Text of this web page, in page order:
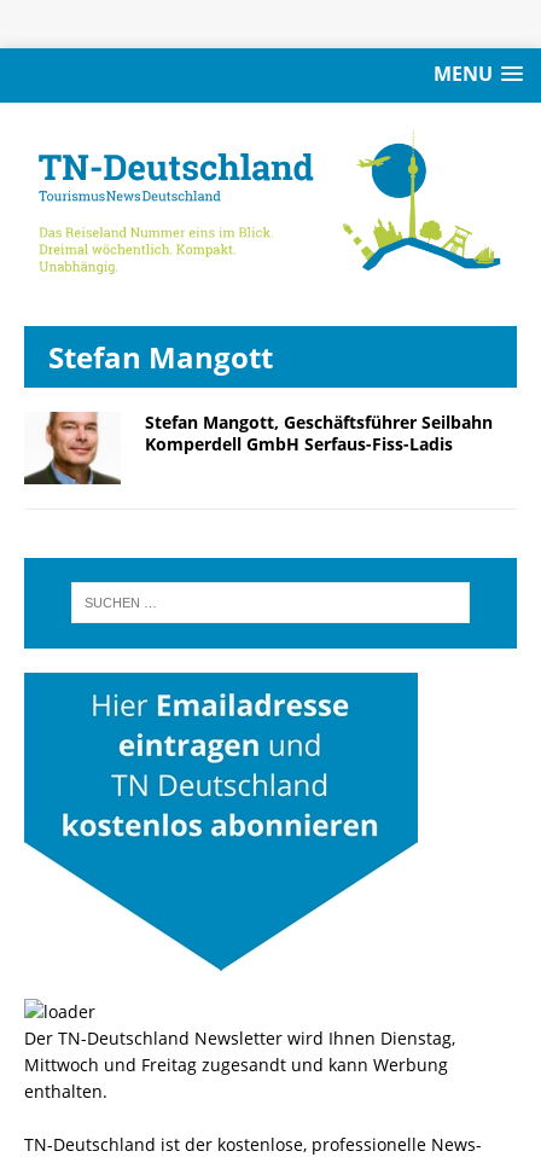
MENU
Stefan Mangott
Stefan Mangott, Geschäftsführer Seilbahn
Komperdell GmbH Serfaus-Fiss-Ladis
Der TN-Deutschland Newsletter wird Ihnen Dienstag,
Mittwoch und Freitag zugesandt und kann Werbung
enthalten.
TN-Deutschland ist der kostenlose, professionelle News-